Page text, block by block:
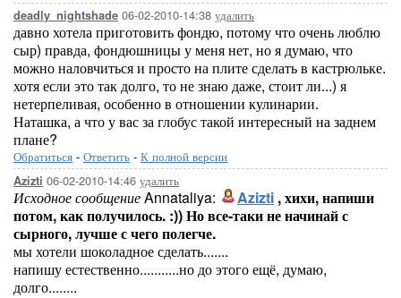
deadly_nightshade 06-02-2010-14:38 удалить
давно хотела приготовить фондю, потому что очень люблю
сыр) правда, фондюшницы у меня нет, но я думаю, что
можно наловчиться и просто на плите сделать в кастрюльке.
хотя если это так долго, то не знаю даже, стоит ли...) я
нетерпеливая, особенно в отношении кулинарии.
Наташка, а что у вас за глобус такой интересный на заднем
плане?
Обратиться - Ответить - К полной версии
Azizti 06-02-2010-14:46 удалить
Исходное сообщениеAnnataliya: Azizti , хихи, напиши
потом, как получилось. :)) Но все-таки не начинай с
сырного, лучше с чего полегче.
мы хотели шоколадное сделать.......
напишу естественно...........но до этого ещё, думаю,
долго........